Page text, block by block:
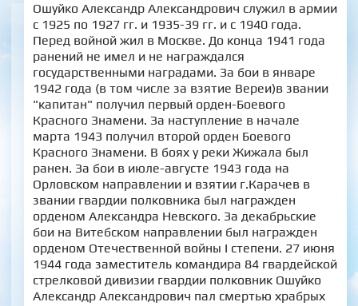
Ошуйко Александр Александрович служил в армии
с 1925 по 1927 гг. и 1935-39 гг. и с 1940 года.
Перед войной жил в Москве. До конца 1941 года
ранений не имел и не награждался
государственными наградами. За бои в январе
1942 года (в том числе за взятие Вереи)в звании
"капитан" получил первый орден-Боевого
Красного Знамени. За наступление в начале
марта 1943 получил второй орден Боевого
Красного Знамени. В боях у реки Жижала был
ранен. За бои в июле-августе 1943 года на
Орловском направлении и взятии г.Карачев в
звании гвардии полковника был награжден
орденом Александра Невского. За декабрьские
бои на Витебском направлении был награжден
орденом Отечественной войны І степени. 27 июня
1944 года заместитель командира 84 гвардейской
стрелковой дивизии гвардии полковник Ошуйко
Александр Александрович пал смертью храбрых